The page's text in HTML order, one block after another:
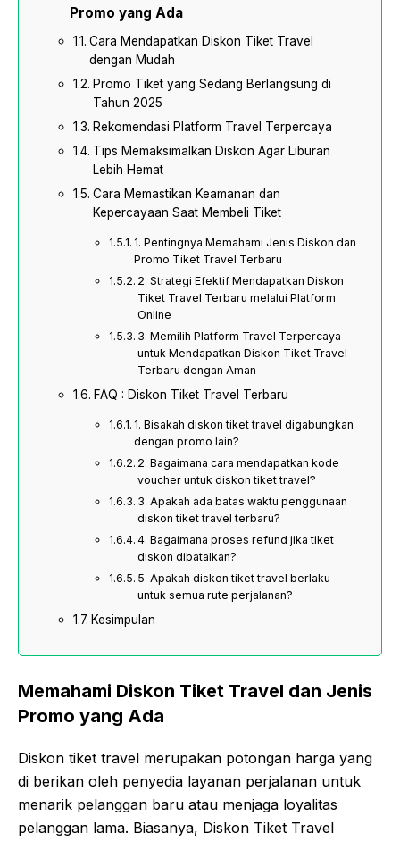
Promo yang Ada
Cara Mendapatkan Diskon Tiket Travel
dengan Mudah
Promo Tiket yang Sedang Berlangsung di
Tahun 2025
Rekomendasi Platform Travel Terpercaya
Tips Memaksimalkan Diskon Agar Liburan
Lebih Hemat
Cara Memastikan Keamanan dan
Kepercayaan Saat Membeli Tiket
1. Pentingnya Memahami Jenis Diskon dan
Promo Tiket Travel Terbaru
2. Strategi Efektif Mendapatkan Diskon
Tiket Travel Terbaru melalui Platform
Online
3. Memilih Platform Travel Terpercaya
untuk Mendapatkan Diskon Tiket Travel
Terbaru dengan Aman
FAQ : Diskon Tiket Travel Terbaru
1. Bisakah diskon tiket travel digabungkan
dengan promo lain?
2. Bagaimana cara mendapatkan kode
voucher untuk diskon tiket travel?
3. Apakah ada batas waktu penggunaan
diskon tiket travel terbaru?
4. Bagaimana proses refund jika tiket
diskon dibatalkan?
5. Apakah diskon tiket travel berlaku
untuk semua rute perjalanan?
Kesimpulan
Memahami Diskon Tiket Travel dan Jenis
Promo yang Ada
Diskon tiket travel merupakan potongan harga yang
di berikan oleh penyedia layanan perjalanan untuk
menarik pelanggan baru atau menjaga loyalitas
pelanggan lama. Biasanya, Diskon Tiket Travel